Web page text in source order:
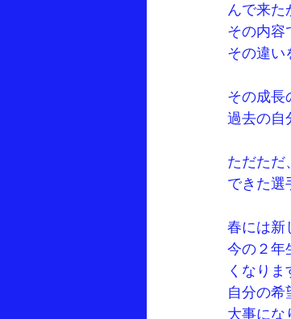
んで来た
その内容
その違い
その成長
過去の自
ただただ
できた選
春には新
今の２年
くなりま
自分の希
大事にな